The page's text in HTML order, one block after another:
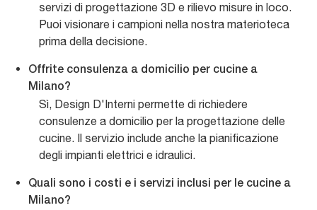
servizi di progettazione 3D e rilievo misure in loco.
Puoi visionare i campioni nella nostra materioteca
prima della decisione.
Offrite consulenza a domicilio per cucine a
Milano?
Sì, Design D'Interni permette di richiedere
consulenze a domicilio per la progettazione delle
cucine. Il servizio include anche la pianificazione
degli impianti elettrici e idraulici.
Quali sono i costi e i servizi inclusi per le cucine a
Milano?